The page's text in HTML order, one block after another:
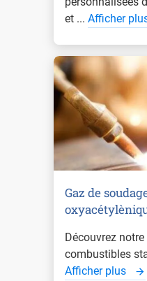
et ... Afficher
Gaz de
Découvrez
combustibles
Afficher plus